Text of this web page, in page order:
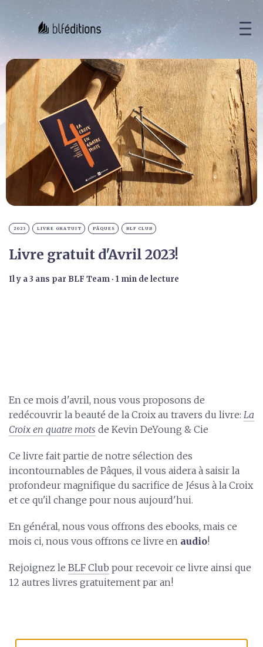
2023 LIVRE GRATUIT PÂQUES BLF CLUB
Livre gratuit d'Avril 2023!
il y a 3 ans par BLF Team ∙ 1 min de lecture
En ce mois d'avril, nous vous proposons de
redécouvrir la beauté de la Croix au travers du livre: La
Croix en quatre mots de Kevin DeYoung & Cie
Ce livre fait partie de notre sélection des
incontournables de Pâques, il vous aidera à saisir la
profondeur magnifique du sacrifice de Jésus à la Croix
et ce qu'il change pour nous aujourd'hui.
En général, nous vous offrons des ebooks, mais ce
mois ci, nous vous offrons ce livre en audio!
Rejoignez le BLF Club pour recevoir ce livre ainsi que
12 autres livres gratuitement par an!